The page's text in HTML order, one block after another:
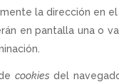
la dirección en
en pantalla una o
cookiesdel